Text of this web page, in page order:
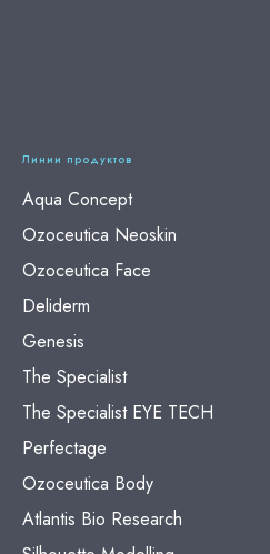
Линии продуктов
Aqua Concept
Ozoceutica Neoskin
Ozoceutica Face
Deliderm
Genesis
The Specialist
The Specialist EYE TECH
Perfectage
Ozoceutica Body
Atlantis Bio Research